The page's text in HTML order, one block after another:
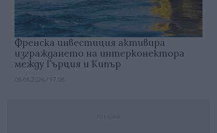
Френска инвестиция активира
изграждането на интерконектора
между Гърция и Кипър
06.08.2026 / 17:06